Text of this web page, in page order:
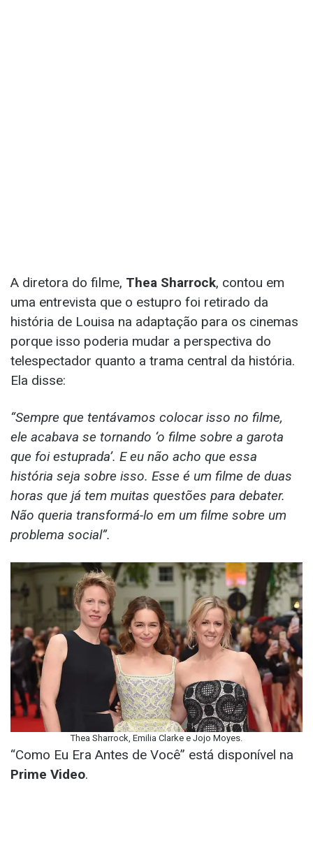
A diretora do filme, Thea Sharrock, contou em
uma entrevista que o estupro foi retirado da
história de Louisa na adaptação para os cinemas
porque isso poderia mudar a perspectiva do
telespectador quanto a trama central da história.
Ela disse:
“Sempre que tentávamos colocar isso no filme,
ele acabava se tornando ‘o filme sobre a garota
que foi estuprada’. E eu não acho que essa
história seja sobre isso. Esse é um filme de duas
horas que já tem muitas questões para debater.
Não queria transformá-lo em um filme sobre um
problema social”.
Thea Sharrock, Emilia Clarke e Jojo Moyes.
“Como Eu Era Antes de Você” está disponível na
Prime Video.